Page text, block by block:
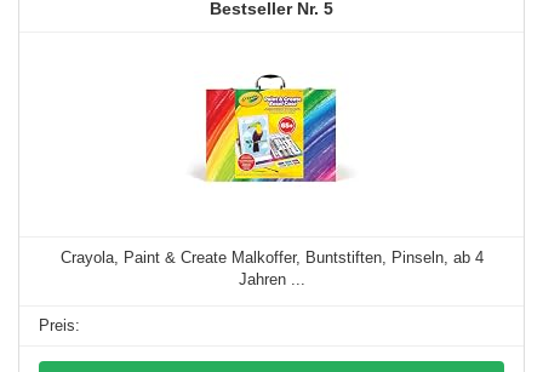
5
Crayola, Paint & Create Malkoffer, Buntstiften, Pinseln, ab 4
Jahren ...